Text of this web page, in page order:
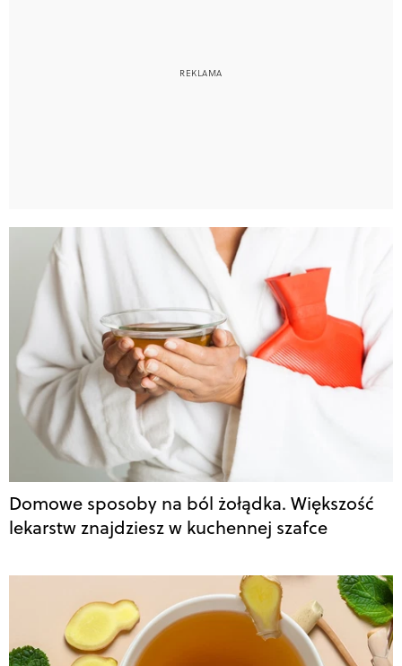
Domowe sposoby na ból żołądka. Większość
lekarstw znajdziesz w kuchennej szafce